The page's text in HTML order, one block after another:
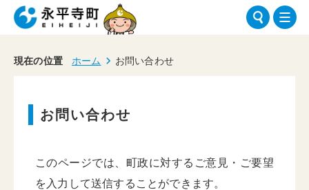
現在の位置 ホーム お問い合わせ
お問い合わせ
このページでは、町政に対するご意見・ご要望
を入力して送信することができます。